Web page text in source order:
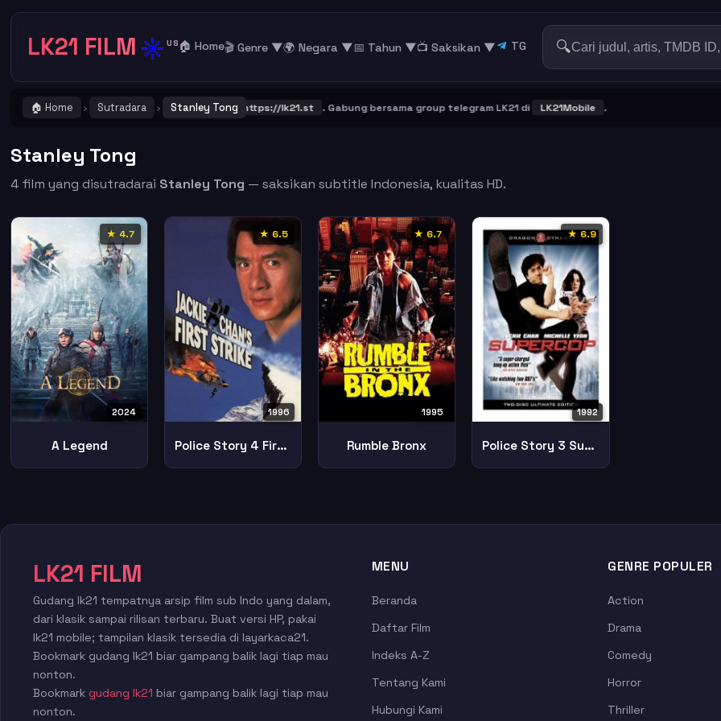
LK21 FILM ☀️ US 🏠 Home🎬 Genre ▼🌍 Negara ▼📅 Tahun ▼📺 Saksikan ▼ TG 🔍
🏠 Home › Sutradara › Stanley Tong
! Catat dan Bookmark alamat URL LK21 https://lk21.st . Gabung bersama group telegram LK21 di LK21Mobile .
Stanley Tong
4 film yang disutradarai Stanley Tong — saksikan subtitle Indonesia, kualitas HD.
★ 4.7
2024
A Legend
★ 6.5
1996
Police Story 4 First Strike
★ 6.7
1995
Rumble Bronx
★ 6.9
1992
Police Story 3 Supercop
LK21 FILM
Gudang lk21 tempatnya arsip film sub Indo yang dalam,
dari klasik sampai rilisan terbaru. Buat versi HP, pakai
lk21 mobile; tampilan klasik tersedia di layarkaca21.
Bookmark gudang lk21 biar gampang balik lagi tiap mau
nonton.
Bookmark gudang lk21 biar gampang balik lagi tiap mau
nonton.
MENU
Beranda
Daftar Film
Indeks A-Z
Tentang Kami
Hubungi Kami
GENRE POPULER
Action
Drama
Comedy
Horror
Thriller